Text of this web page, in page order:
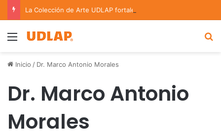
Menu
Inicio / Dr. Marco Antonio Morales
Dr. Marco Antonio
Morales